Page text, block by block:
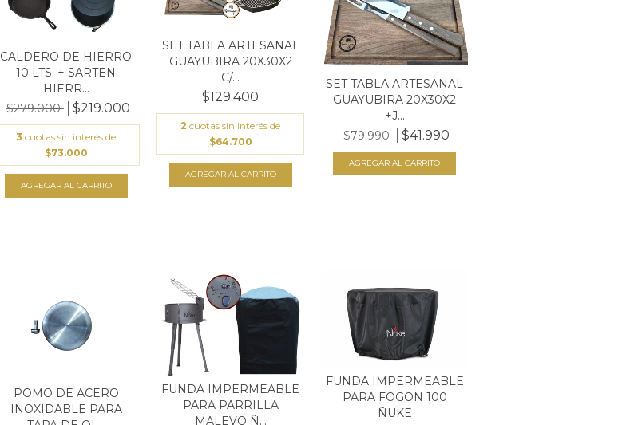
CALDERO DE HIERRO
10 LTS. + SARTEN
HIERR...
$279.000
$219.000
3 cuotas sin interés de
$73.000
SET TABLA ARTESANAL
GUAYUBIRA 20X30X2
C/...
$129.400
2 cuotas sin interés de
$64.700
SET TABLA ARTESANAL
GUAYUBIRA 20X30X2
+J...
$79.990
$41.990
POMO DE ACERO
INOXIDABLE PARA
FUNDA IMPERMEABLE
PARA PARRILLA
MALEVO Ñ...
FUNDA IMPERMEABLE
PARA FOGON 100
ÑUKE